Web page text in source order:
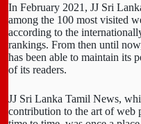
In February 2021, JJ Sri
among the 100 most visited
according to the
rankings. From then until
has been able to maintain its
of its readers.
JJ Sri Lanka Tamil News,
contribution to the art of